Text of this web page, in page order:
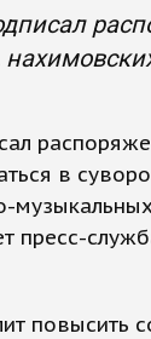
в
пресс-
повысить